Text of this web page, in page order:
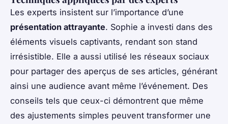
Les experts insistent sur l’importance d’une
présentation attrayante. Sophie a investi dans des
éléments visuels captivants, rendant son stand
irrésistible. Elle a aussi utilisé les réseaux sociaux
pour partager des aperçus de ses articles, générant
ainsi une audience avant même l’événement. Des
conseils tels que ceux-ci démontrent que même
des ajustements simples peuvent transformer une